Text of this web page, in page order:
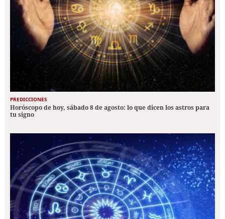
PREDICCIONES
Horóscopo de hoy, sábado 8 de agosto: lo que dicen los astros para
tu signo